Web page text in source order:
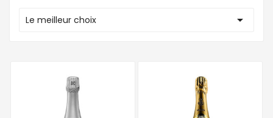
Le meilleur choix 